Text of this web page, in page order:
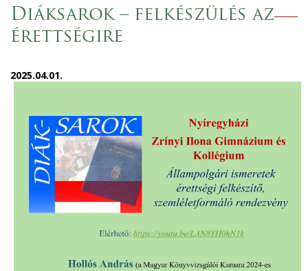
hely
Diáksarok – felkészülés az
érettségire
2025.04.01.